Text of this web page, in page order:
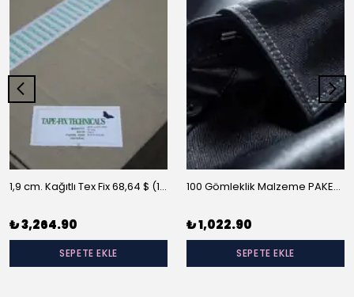
1,9 cm. Kağıtlı Tex Fix 68,64 $ (10 m/rulo)
₺ 3,264.90
SEPETE EKLE
100 Gömleklik Malzeme PAKET-A
₺ 1,022.90
SEPETE EKLE